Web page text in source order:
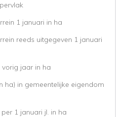
1 januari in ha
reeds uitgegeven 1 januari
jaar in ha
ha) in gemeentelijke eigendom
1 januari jl. in ha